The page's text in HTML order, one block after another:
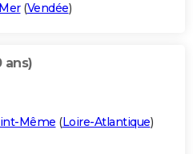
(Vendée)
ans)
Même (Loire-Atlantique)